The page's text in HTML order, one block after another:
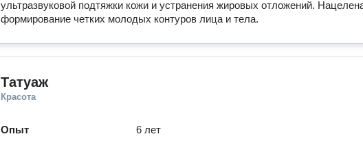
ультразвуковой подтяжки кожи и устранения жировых отложений.
формирование четких молодых контуров лица и тела.
Татуаж
Красота
Опыт
6 лет